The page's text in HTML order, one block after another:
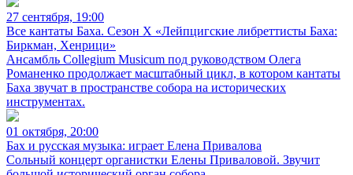
27 сентября, 19:00
Все кантаты Баха. Сезон X «Лейпцигские либреттисты Баха:
Биркман, Хенрици»
Ансамбль Collegium Musicum под руководством Олега
Романенко продолжает масштабный цикл, в котором кантаты
Баха звучат в пространстве собора на исторических
инструментах.
01 октября, 20:00
Бах и русская музыка: играет Елена Привалова
Сольный концерт органистки Елены Приваловой. Звучит